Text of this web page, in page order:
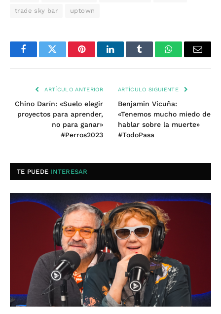
trade sky bar uptown
FacebookTwitter PinterestLinkedInTumblr WhatsAppEmail
ARTÍCULO ANTERIOR
Chino Darín: «Suelo elegir
proyectos para aprender,
no para ganar»
#Perros2023
ARTÍCULO SIGUIENTE
Benjamin Vicuña:
«Tenemos mucho miedo de
hablar sobre la muerte»
#TodoPasa
TE PUEDE INTERESAR